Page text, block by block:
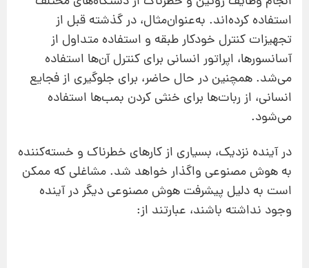
استفاده کرده‌اند. به‌عنوان‌مثال، در گذشته قبل از
تجهیزات کنترل خودکار طبقه و استفاده متداول از
آسانسورها، اپراتور انسانی برای کنترل آن‌ها استفاده
می‌شد. همچنین در حال حاضر، برای جلوگیری از فجایع
انسانی، از ربات‌ها برای خنثی کردن بمب‌ها استفاده
می‌شود.
در آینده نزدیک، بسیاری از کارهای خطرناک و خسته‌کننده
به هوش مصنوعی واگذار خواهد شد. مشاغلی که ممکن
است به دلیل پیشرفت هوش مصنوعی دیگر در آینده
وجود نداشته باشند، عبارتند از: